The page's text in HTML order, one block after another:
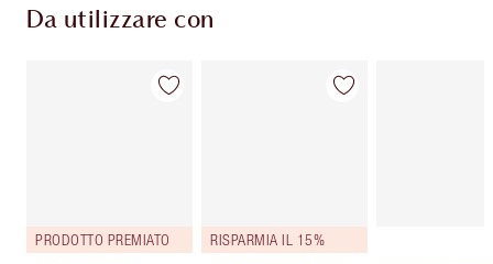
Da utilizzare con
PRODOTTO PREMIATO RISPARMIA IL 15%